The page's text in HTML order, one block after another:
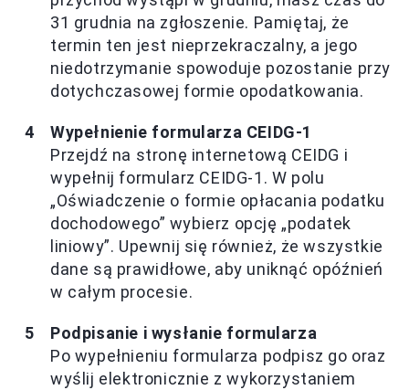
31 grudnia na zgłoszenie. Pamiętaj, że
termin ten jest nieprzekraczalny, a jego
niedotrzymanie spowoduje pozostanie przy
dotychczasowej formie opodatkowania.
Wypełnienie formularza CEIDG-1
Przejdź na stronę internetową CEIDG i
wypełnij formularz CEIDG-1. W polu
„Oświadczenie o formie opłacania podatku
dochodowego” wybierz opcję „podatek
liniowy”. Upewnij się również, że wszystkie
dane są prawidłowe, aby uniknąć opóźnień
w całym procesie.
Podpisanie i wysłanie formularza
Po wypełnieniu formularza podpisz go oraz
wyślij elektronicznie z wykorzystaniem